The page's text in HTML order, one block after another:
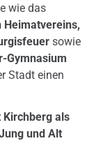
wie das
Heimatvereins,
sowie
Gymnasium
Stadt einen
Kirchberg als
und Alt